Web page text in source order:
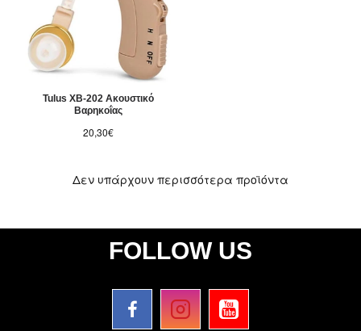
Tulus XB-202 Ακουστικό
Βαρηκοΐας
20,30€
Δεν υπάρχουν περισσότερα προϊόντα
FOLLOW US